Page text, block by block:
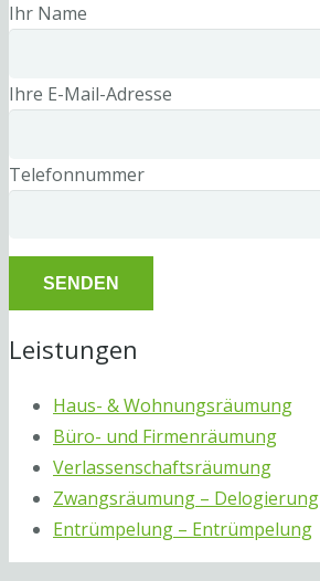
Ihr Name
Ihre E-Mail-Adresse
Telefonnummer
Leistungen
Haus- & Wohnungsräumung
Büro- und Firmenräumung
Verlassenschaftsräumung
Zwangsräumung – Delogierung
Entrümpelung – Entrümpelung